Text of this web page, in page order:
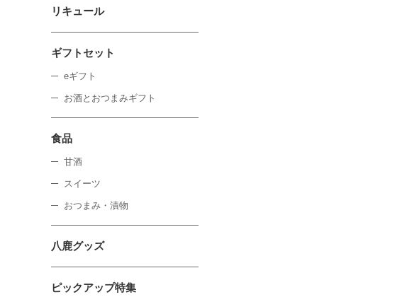
リキュール
ギフトセット
eギフト
お酒とおつまみギフト
食品
甘酒
スイーツ
おつまみ・漬物
八鹿グッズ
ピックアップ特集